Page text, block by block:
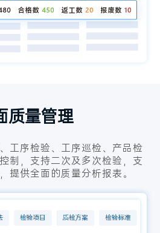
质量管理
工序检验、工序巡检、产品检
制，支持二次及多次检验，支
提供全面的质量分析报表。